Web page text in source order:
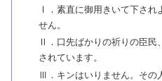
Ⅰ．素直に御用きいて下され
せん。
Ⅱ．口先ばかりの祈りの臣民
されています。
Ⅲ．キンはいりません。その